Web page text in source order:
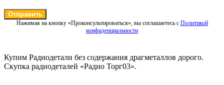
Отправить
Нажимая на кнопку «Проконсультироваться», вы соглашаетесь с Политикой
конфиденциальности
Купим Радиодетали без содержания драгметаллов дорого.
Скупка радиодеталей «Радио Торг03».